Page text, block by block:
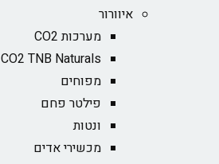
איוורור
מערכות CO2
CO2 TNB Naturals
מפוחים
פילטר פחם
ונטות
מכשירי אדים